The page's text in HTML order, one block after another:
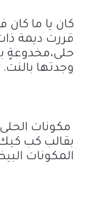
كان يا ما
قررت ديمة
حلى،مخدوعةٍ
وجدتها بالنت.
مكونات
بقالب كب
المكونات